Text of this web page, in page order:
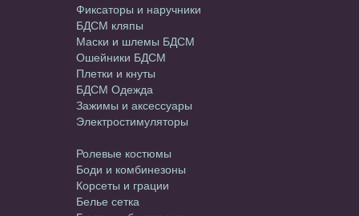
Фиксаторы и наручники
БДСМ кляпы
Маски и шлемы БДСМ
Ошейники БДСМ
Плетки и кнуты
БДСМ Одежда
Зажимы и аксессуары
Электростимуляторы
Ролевые костюмы
Боди и комбинезоны
Корсеты и грации
Белье сетка